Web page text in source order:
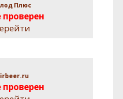
Плюс
проверен
проверен